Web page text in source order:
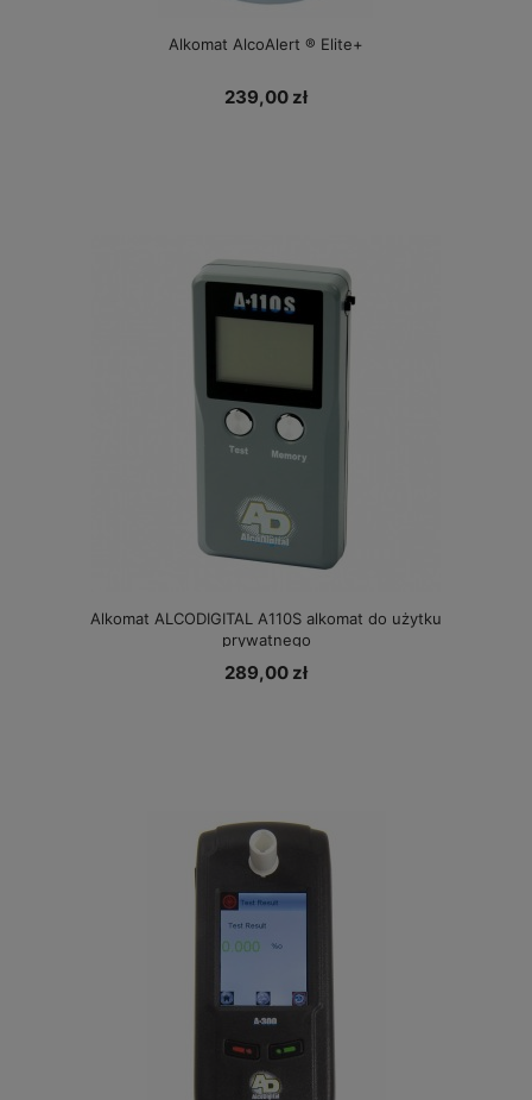
Alkomat AlcoAlert ® Elite+
239,00 zł
Alkomat ALCODIGITAL A110S alkomat do użytku
prywatnego
289,00 zł